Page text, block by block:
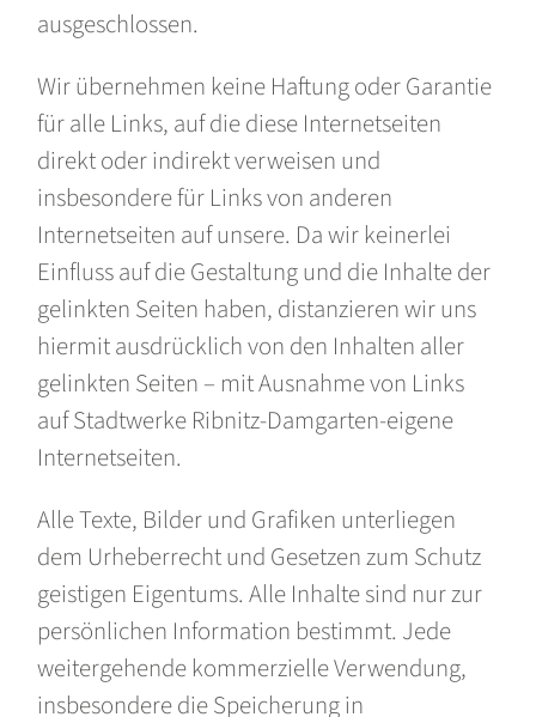
ausgeschlossen.
Wir übernehmen keine Haftung oder Garantie
für alle Links, auf die diese Internetseiten
direkt oder indirekt verweisen und
insbesondere für Links von anderen
Internetseiten auf unsere. Da wir keinerlei
Einfluss auf die Gestaltung und die Inhalte der
gelinkten Seiten haben, distanzieren wir uns
hiermit ausdrücklich von den Inhalten aller
gelinkten Seiten – mit Ausnahme von Links
auf Stadtwerke Ribnitz-Damgarten-eigene
Internetseiten.
Alle Texte, Bilder und Grafiken unterliegen
dem Urheberrecht und Gesetzen zum Schutz
geistigen Eigentums. Alle Inhalte sind nur zur
persönlichen Information bestimmt. Jede
weitergehende kommerzielle Verwendung,
insbesondere die Speicherung in